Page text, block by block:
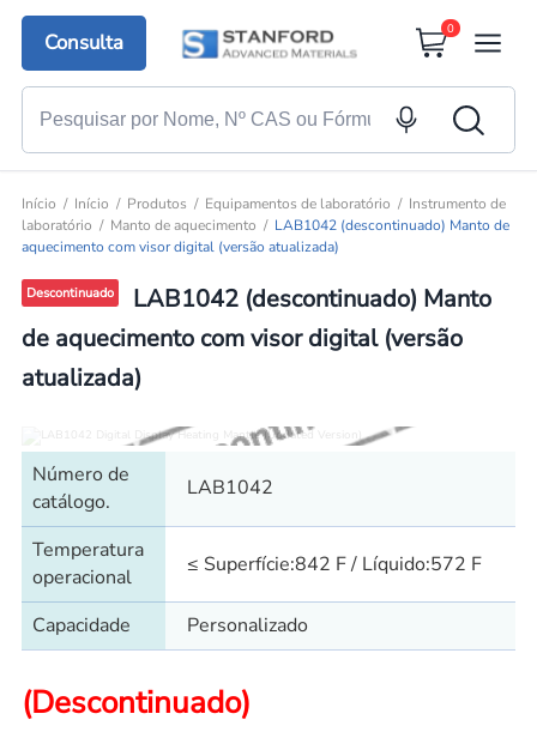
Consulta
0
Início Início Produtos Equipamentos de laboratório
Instrumento de
laboratório
Manto de aquecimento
LAB1042 (descontinuado) Manto de
aquecimento com visor digital (versão atualizada)
Descontinuado
LAB1042 (descontinuado) Manto
de aquecimento com visor digital (versão
atualizada)
Número de
catálogo.
LAB1042
Temperatura
operacional
≤ Superfície:842 F / Líquido:572 F
Capacidade Personalizado
(Descontinuado)